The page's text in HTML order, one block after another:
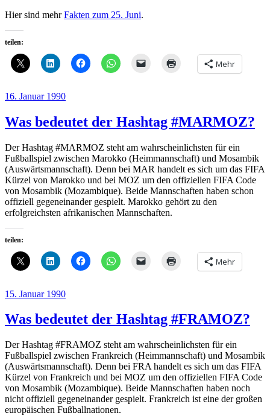
Hier sind mehrFakten zum 25. Juni.
teilen:
Mehr
Veröffentlicht
16. Januar 1990
Was bedeutet der Hashtag #MARMOZ?
Der Hashtag #MARMOZ steht am wahrscheinlichsten für ein
Fußballspiel zwischen Marokko (Heimmannschaft) und Mosambik
(Auswärtsmannschaft). Denn bei MAR handelt es sich um das FIFA
Kürzel von Marokko und bei MOZ um den offiziellen FIFA Code
von Mosambik (Mozambique). Beide Mannschaften haben schon
offiziell gegeneinander gespielt. Marokko gehört zu den
erfolgreichsten afrikanischen Mannschaften.
teilen:
Mehr
Veröffentlicht
15. Januar 1990
Was bedeutet der Hashtag #FRAMOZ?
Der Hashtag #FRAMOZ steht am wahrscheinlichsten für ein
Fußballspiel zwischen Frankreich (Heimmannschaft) und Mosambik
(Auswärtsmannschaft). Denn bei FRA handelt es sich um das FIFA
Kürzel von Frankreich und bei MOZ um den offiziellen FIFA Code
von Mosambik (Mozambique). Beide Mannschaften haben noch
nicht offiziell gegeneinander gespielt. Frankreich ist eine der großen
europäischen Fußballnationen.